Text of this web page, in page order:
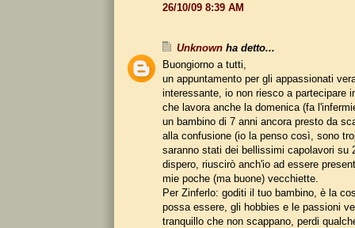
26/10/09 8:39 AM
Unknown ha detto...
Buongiorno a tutti,
un appuntamento per gli appassionati
interessante, io non riesco a partecipare
che lavora anche la domenica (fa
un bambino di 7 anni ancora presto da
alla confusione (io la penso così, sono
saranno stati dei bellissimi capolavori su
dispero, riuscirò anch'io ad essere
mie poche (ma buone) vecchiette.
Per Zinferlo: goditi il tuo bambino, è la
possa essere, gli hobbies e le passioni
tranquillo che non scappano, perdi